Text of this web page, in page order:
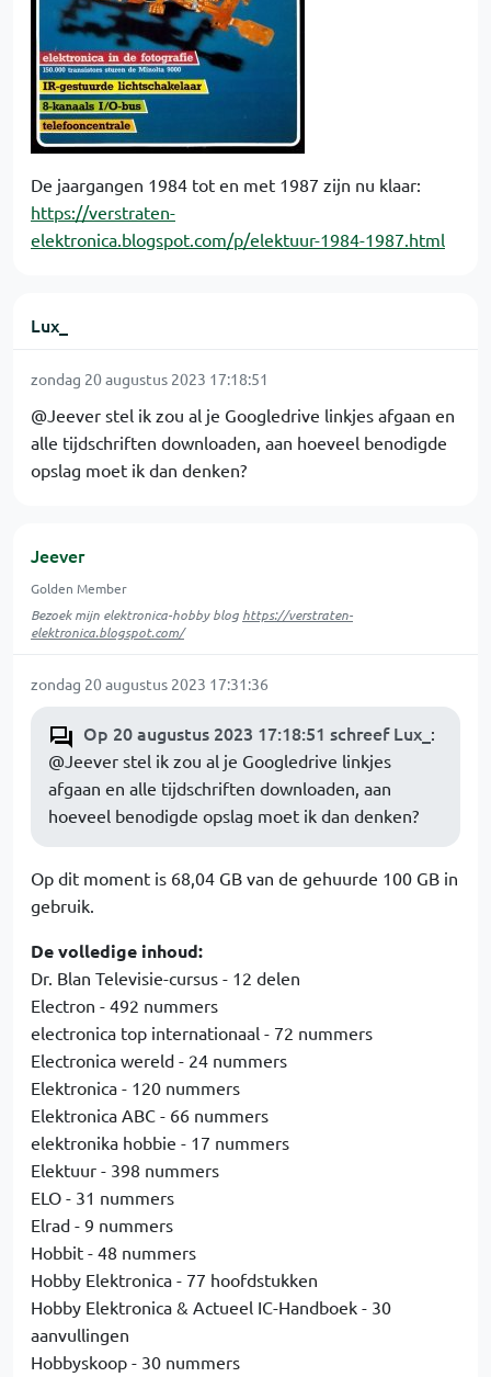
De jaargangen 1984 tot en met 1987 zijn nu klaar:
https://verstraten-
elektronica.blogspot.com/p/elektuur-1984-1987.html
Lux_
zondag 20 augustus 2023 17:18:51
@Jeever stel ik zou al je Googledrive linkjes afgaan en
alle tijdschriften downloaden, aan hoeveel benodigde
opslag moet ik dan denken?
Jeever
Golden Member
Bezoek mijn elektronica-hobby blog https://verstraten-
elektronica.blogspot.com/
zondag 20 augustus 2023 17:31:36
Op 20 augustus 2023 17:18:51 schreef Lux_ :
@Jeever stel ik zou al je Googledrive linkjes
afgaan en alle tijdschriften downloaden, aan
hoeveel benodigde opslag moet ik dan denken?
Op dit moment is 68,04 GB van de gehuurde 100 GB in
gebruik.
De volledige inhoud:
Dr. Blan Televisie-cursus - 12 delen
Electron - 492 nummers
electronica top internationaal - 72 nummers
Electronica wereld - 24 nummers
Elektronica - 120 nummers
Elektronica ABC - 66 nummers
elektronika hobbie - 17 nummers
Elektuur - 398 nummers
ELO - 31 nummers
Elrad - 9 nummers
Hobbit - 48 nummers
Hobby Elektronica - 77 hoofdstukken
Hobby Elektronica & Actueel IC-Handboek - 30
aanvullingen
Hobbyskoop - 30 nummers